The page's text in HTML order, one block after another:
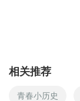
相关推荐
青春小历史